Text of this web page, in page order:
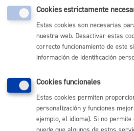
Descarga y duplicado de recibos
ONLINE
PRESENCIAL
MÁQUINA
Volver al índice Volver atrás
Cookies estrictamente
Estas cookies son necesarias
nuestra web. Desactivar estas
correcto funcionamiento de este
información de identificación
Cookies funcionales
Estas cookies permiten
personalización y funciones
ejemplo, el idioma). Si no